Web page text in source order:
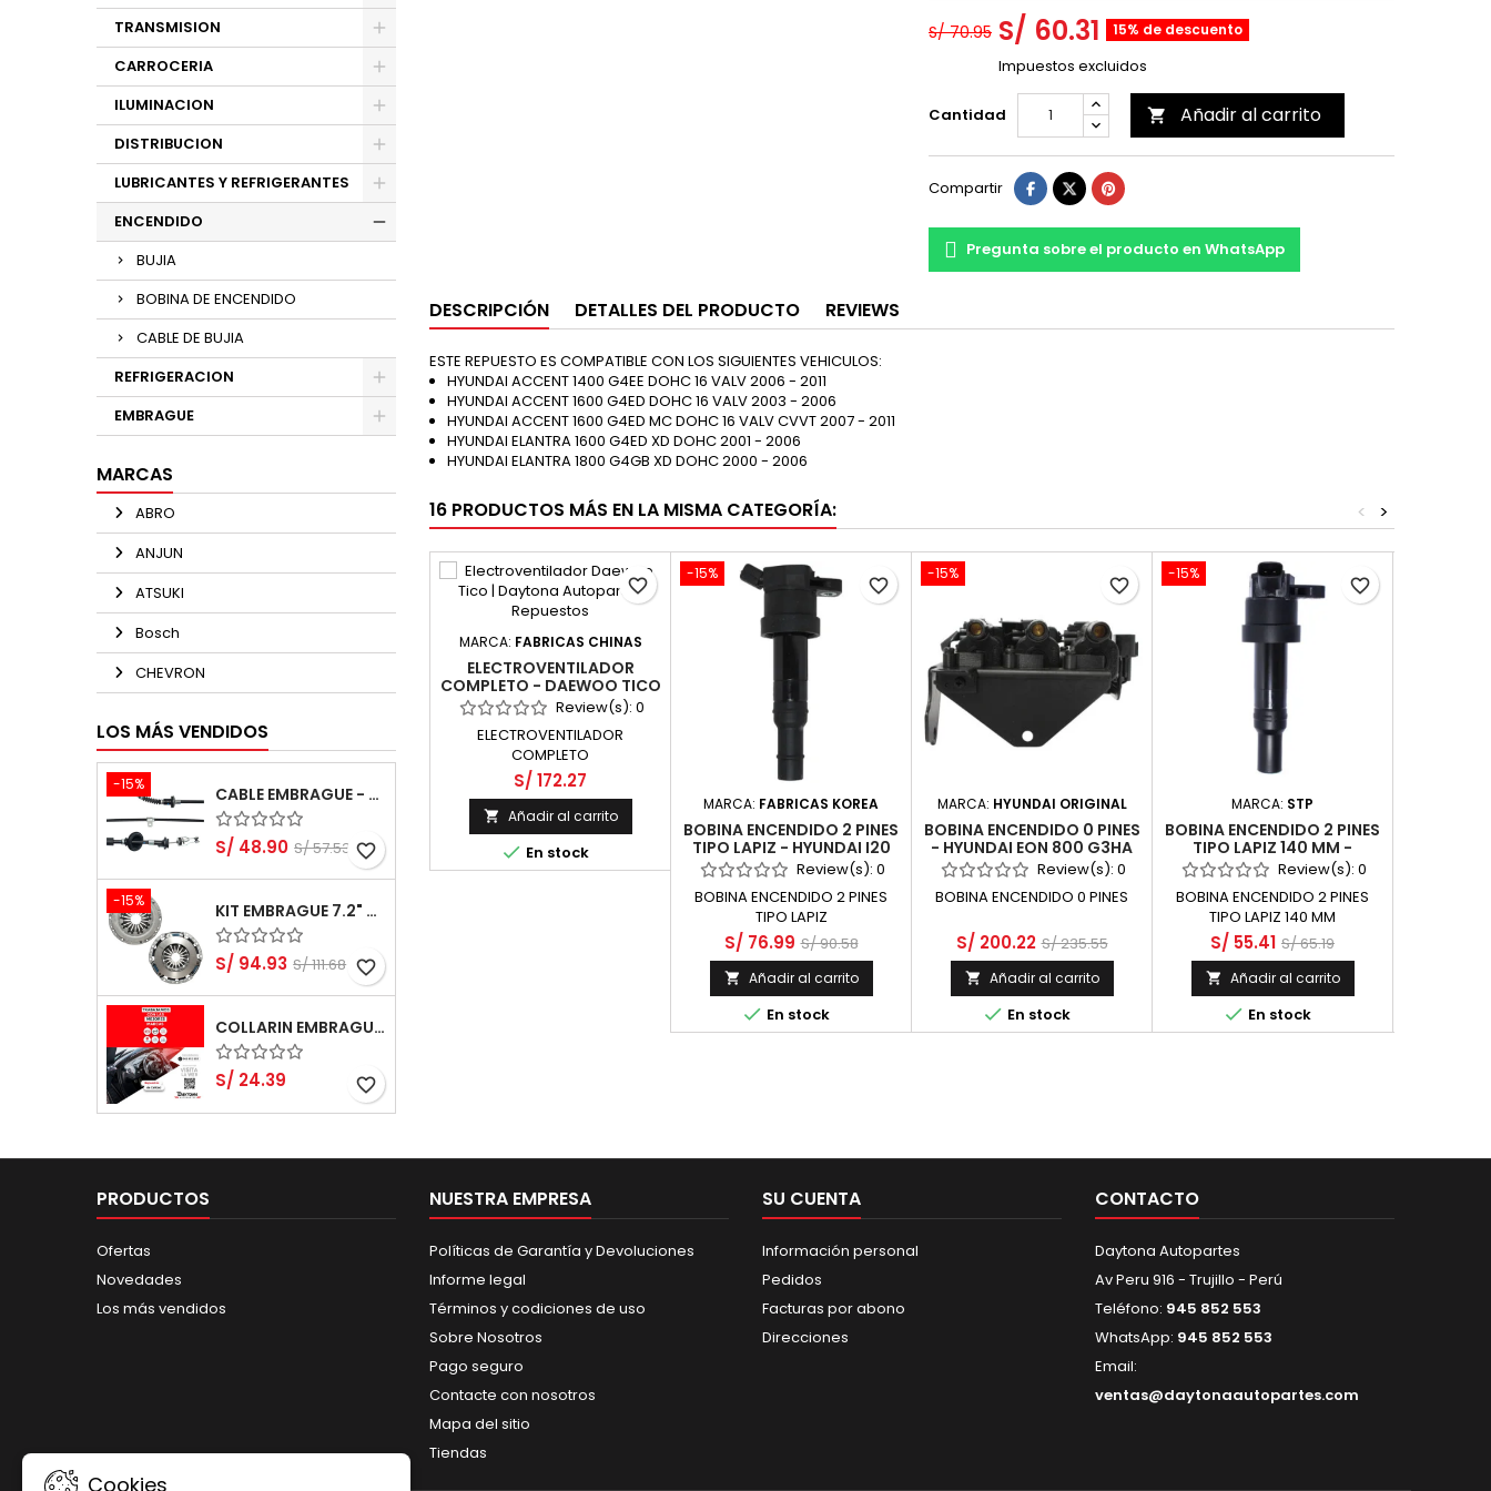
TRANSMISION
CARROCERIA
ILUMINACION
DISTRIBUCION
LUBRICANTES Y REFRIGERANTES
ENCENDIDO
BUJIA
BOBINA DE ENCENDIDO
CABLE DE BUJIA
REFRIGERACION
EMBRAGUE
MARCAS
ABRO
ANJUN
ATSUKI
Bosch
CHEVRON
LOS MÁS VENDIDOS
-15% CABLE EMBRAGUE - SUZUKI ALTO 1000 K10B RF410-3 DOHC 3 CYL 12 VALV
S/ 48.90 S/ 57.53 favorite_border
-15% KIT EMBRAGUE 7.2" KIA PICANTO 1.0L G3LA 2011-2017
S/ 94.93 S/ 111.68 favorite_border
COLLARIN EMBRAGUE - KIA PICANTO 1000 G3LA 3 CYL DOHC 12 VALV
S/ 24.39 favorite_border
S/ 70.95 S/ 60.31 15% de descuento
Impuestos excluidos
Cantidad  Añadir al carrito
Compartir
Pregunta sobre el producto en WhatsApp
DESCRIPCIÓN DETALLES DEL PRODUCTO REVIEWS
ESTE REPUESTO ES COMPATIBLE CON LOS SIGUIENTES VEHICULOS:
HYUNDAI ACCENT 1400 G4EE DOHC 16 VALV 2006 - 2011
HYUNDAI ACCENT 1600 G4ED DOHC 16 VALV 2003 - 2006
HYUNDAI ACCENT 1600 G4ED MC DOHC 16 VALV CVVT 2007 - 2011
HYUNDAI ELANTRA 1600 G4ED XD DOHC 2001 - 2006
HYUNDAI ELANTRA 1800 G4GB XD DOHC 2000 - 2006
16 PRODUCTOS MÁS EN LA MISMA CATEGORÍA: >
<
MARCA: FABRICAS CHINAS
ELECTROVENTILADOR
COMPLETO - DAEWOO TICO
800 F8CV 3 CYL SOHC 6
VALV
Review(s): 0
ELECTROVENTILADOR
COMPLETO
S/ 172.27
 Añadir al carrito
 En stock
favorite_border
-15%
MARCA: FABRICAS KOREA
BOBINA ENCENDIDO 2 PINES
TIPO LAPIZ - HYUNDAI I20
1200 G4LA DOHC
Review(s): 0
BOBINA ENCENDIDO 2 PINES
TIPO LAPIZ
S/ 76.99 S/ 90.58
 Añadir al carrito
 En stock
favorite_border
-15%
MARCA: HYUNDAI ORIGINAL
BOBINA ENCENDIDO 0 PINES
- HYUNDAI EON 800 G3HA
SOHC 3 CYL 9 VALV
Review(s): 0
BOBINA ENCENDIDO 0 PINES
S/ 200.22 S/ 235.55
 Añadir al carrito
 En stock
favorite_border
-15%
MARCA: STP
BOBINA ENCENDIDO 2 PINES
TIPO LAPIZ 140 MM -
HYUNDAI GRAND I10 1000
G3LA DOHC 12 VALV
Review(s): 0
BOBINA ENCENDIDO 2 PINES
TIPO LAPIZ 140 MM
S/ 55.41 S/ 65.19
 Añadir al carrito
 En stock
favorite_border
PRODUCTOS
Ofertas
Novedades
Los más vendidos
NUESTRA EMPRESA
Políticas de Garantía y Devoluciones
Informe legal
Términos y codiciones de uso
Sobre Nosotros
Pago seguro
Contacte con nosotros
Mapa del sitio
Tiendas
SU CUENTA
Información personal
Pedidos
Facturas por abono
Direcciones
CONTACTO
Daytona Autopartes
Av Peru 916 - Trujillo - Perú
Teléfono: 945 852 553
WhatsApp: 945 852 553
Email:
ventas@daytonaautopartes.com
Cookies